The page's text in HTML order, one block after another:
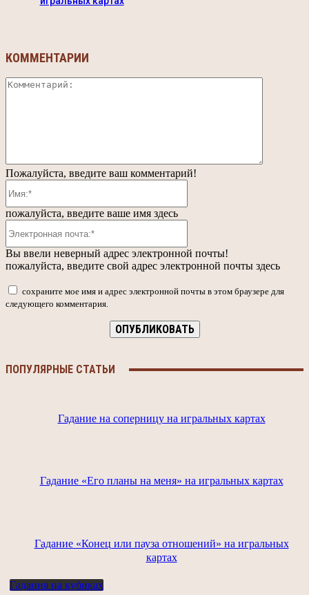
КОММЕНТАРИИ
Пожалуйста, введите ваш комментарий!
пожалуйста, введите ваше имя здесь
Вы ввели неверный адрес электронной почты!
пожалуйста, введите свой адрес электронной почты здесь
сохраните мое имя и адрес электронной почты в этом браузере для
следующего комментария.
ПОПУЛЯРНЫЕ СТАТЬИ
Гадание на соперницу на игральных картах
Гадание «Его планы на меня» на игральных картах
Гадание «Конец или пауза отношений» на игральных
картах
Гадания на кубиках